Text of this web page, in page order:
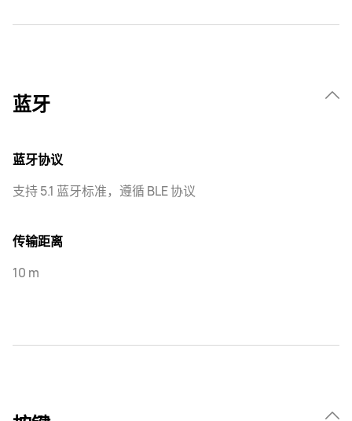
蓝牙
蓝牙协议
支持 5.1 蓝牙标准，遵循 BLE 协议
传输距离
10 m